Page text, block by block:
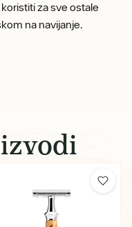
za sve ostale
na navijanje.